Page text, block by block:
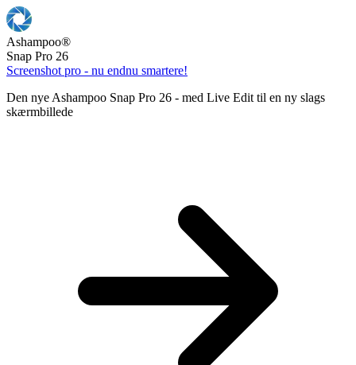
Ashampoo®
Snap Pro 26
Screenshot pro - nu endnu smartere!
Den nye Ashampoo Snap Pro 26 - med Live Edit til en ny slags
skærmbillede